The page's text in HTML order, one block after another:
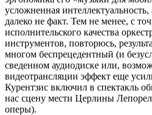
усложненная
далеко не факт. Тем не менее, с
исполнительского качества
инструментов, повторюсь,
многом беспрецедентный (и
сведенном аудиодиске или,
видеотрансляции эффект еще
Курентзис включил в спектакль
нас сцену мести Церлины
оперы).